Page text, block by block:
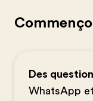
Des
WhatsApp